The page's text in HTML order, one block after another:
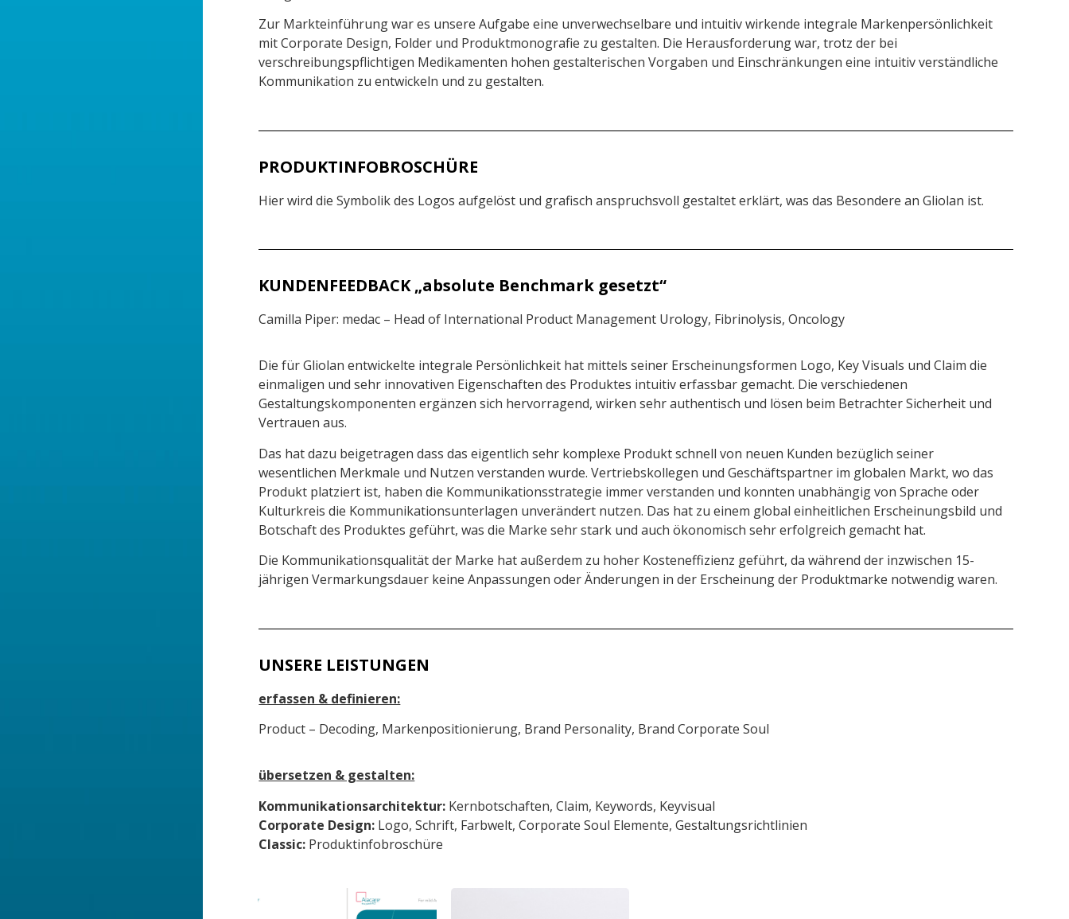
Zur Markteinführung war es unsere Aufgabe eine unverwechselbare und intuitiv wirkende integrale Markenpersönlichkeit
mit Corporate Design, Folder und Produktmonografie zu gestalten. Die Herausforderung war, trotz der bei
verschreibungspflichtigen Medikamenten hohen gestalterischen Vorgaben und Einschränkungen eine intuitiv verständliche
Kommunikation zu entwickeln und zu gestalten.
PRODUKTINFOBROSCHÜRE
Hier wird die Symbolik des Logos aufgelöst und grafisch anspruchsvoll gestaltet erklärt, was das Besondere an Gliolan ist.
KUNDENFEEDBACK „absolute Benchmark gesetzt“
Camilla Piper: medac – Head of International Product Management Urology, Fibrinolysis, Oncology
Die für Gliolan entwickelte integrale Persönlichkeit hat mittels seiner Erscheinungsformen Logo, Key Visuals und Claim die
einmaligen und sehr innovativen Eigenschaften des Produktes intuitiv erfassbar gemacht. Die verschiedenen
Gestaltungskomponenten ergänzen sich hervorragend, wirken sehr authentisch und lösen beim Betrachter Sicherheit und
Vertrauen aus.
Das hat dazu beigetragen dass das eigentlich sehr komplexe Produkt schnell von neuen Kunden bezüglich seiner
wesentlichen Merkmale und Nutzen verstanden wurde. Vertriebskollegen und Geschäftspartner im globalen Markt, wo das
Produkt platziert ist, haben die Kommunikationsstrategie immer verstanden und konnten unabhängig von Sprache oder
Kulturkreis die Kommunikationsunterlagen unverändert nutzen. Das hat zu einem global einheitlichen Erscheinungsbild und
Botschaft des Produktes geführt, was die Marke sehr stark und auch ökonomisch sehr erfolgreich gemacht hat.
Die Kommunikationsqualität der Marke hat außerdem zu hoher Kosteneffizienz geführt, da während der inzwischen 15-
jährigen Vermarkungsdauer keine Anpassungen oder Änderungen in der Erscheinung der Produktmarke notwendig waren.
UNSERE LEISTUNGEN
erfassen & definieren:
Product – Decoding, Markenpositionierung, Brand Personality, Brand Corporate Soul
übersetzen & gestalten:
Kommunikationsarchitektur: Kernbotschaften, Claim, Keywords, Keyvisual
Corporate Design: Logo, Schrift, Farbwelt, Corporate Soul Elemente, Gestaltungsrichtlinien
Classic: Produktinfobroschüre